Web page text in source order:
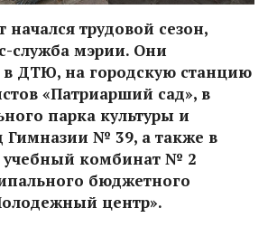
начался трудовой сезон,
служба мэрии. Они
в ДТЮ, на городскую станцию
«Патриарший сад», в
парка культуры и
Гимназии № 39, а также в
комбинат № 2
бюджетного
центр».